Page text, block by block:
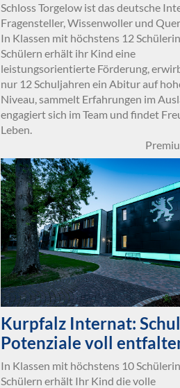
Schloss Torgelow ist das deutsche
Fragensteller, Wissenwoller und
In Klassen mit höchstens 12
Schülern erhält ihr Kind eine
leistungsorientierte Förderung,
nur 12 Schuljahren ein Abitur auf
Niveau, sammelt Erfahrungen im
engagiert sich im Team und findet
Leben.
Kurpfalz Internat:
Potenziale voll
In Klassen mit höchstens 10
Schülern erhält Ihr Kind die volle